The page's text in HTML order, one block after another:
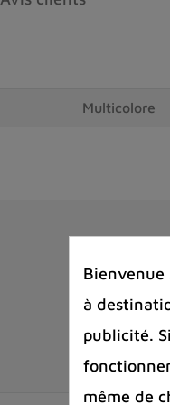
Multicolore
Bienvenue
à
publicité.
même de